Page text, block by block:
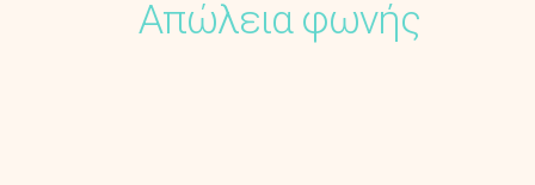
Απώλεια φωνής